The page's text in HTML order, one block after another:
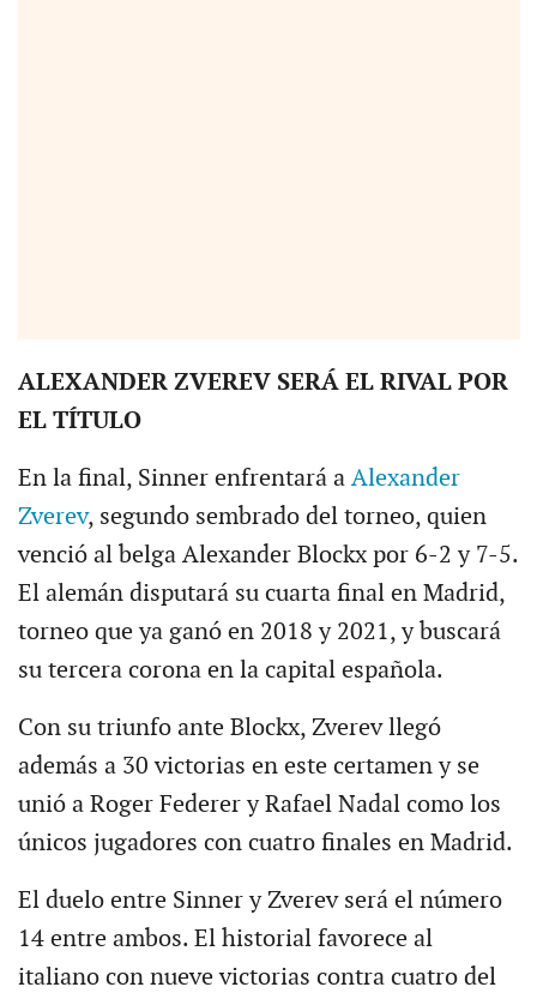
ALEXANDER ZVEREV SERÁ EL RIVAL POR
EL TÍTULO
En la final, Sinner enfrentará a Alexander
Zverev, segundo sembrado del torneo, quien
venció al belga Alexander Blockx por 6-2 y 7-5.
El alemán disputará su cuarta final en Madrid,
torneo que ya ganó en 2018 y 2021, y buscará
su tercera corona en la capital española.
Con su triunfo ante Blockx, Zverev llegó
además a 30 victorias en este certamen y se
unió a Roger Federer y Rafael Nadal como los
únicos jugadores con cuatro finales en Madrid.
El duelo entre Sinner y Zverev será el número
14 entre ambos. El historial favorece al
italiano con nueve victorias contra cuatro del